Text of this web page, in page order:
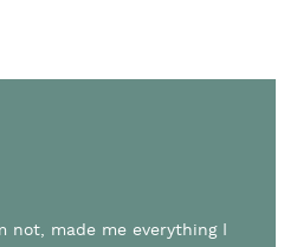
not, made me everything I